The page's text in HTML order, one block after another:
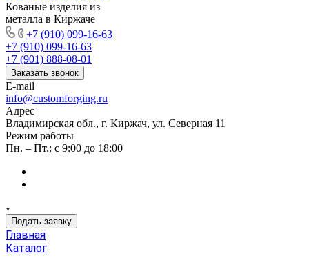
Кованые изделия из
металла в Киржаче
+7 (910) 099-16-63
+7 (910) 099-16-63
+7 (901) 888-08-01
Заказать звонок
E-mail
info@customforging.ru
Адрес
Владимирская обл., г. Киржач, ул. Северная 11
Режим работы
Пн. – Пт.: с 9:00 до 18:00
Подать заявку
Главная
Каталог